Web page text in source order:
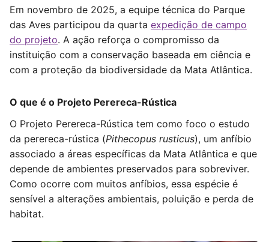
Em novembro de 2025, a equipe técnica do Parque
das Aves participou da quarta expedição de campo
do projeto. A ação reforça o compromisso da
instituição com a conservação baseada em ciência e
com a proteção da biodiversidade da Mata Atlântica.
O que é o Projeto Perereca-Rústica
O Projeto Perereca-Rústica tem como foco o estudo
da perereca-rústica (Pithecopus rusticus), um anfíbio
associado a áreas específicas da Mata Atlântica e que
depende de ambientes preservados para sobreviver.
Como ocorre com muitos anfíbios, essa espécie é
sensível a alterações ambientais, poluição e perda de
habitat.